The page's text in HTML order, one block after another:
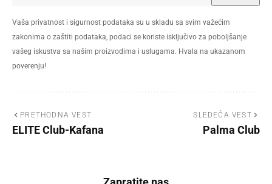
Vaša privatnost i sigurnost podataka su u skladu sa svim važećim
zakonima o zaštiti podataka, podaci se koriste isključivo za poboljšanje
vašeg iskustva sa našim proizvodima i uslugama. Hvala na ukazanom
poverenju!
PRETHODNA VEST
ELITE Club-Kafana
SLEDEĆA VEST
Palma Club